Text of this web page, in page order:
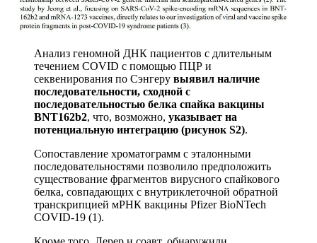
Анализ геномной ДНК пациентов с длительным
течением COVID с помощью ПЦР и
секвенирования по Сэнгеру выявил наличие
последовательности, сходной с
последовательностью белка спайка вакцины
BNT162b2, что, возможно, указывает на
потенциальную интеграцию (рисунок S2).
Сопоставление хроматограмм с эталонными
последовательностями позволило предположить
существование фрагментов вирусного спайкового
белка, совпадающих с внутриклеточной обратной
транскрипцией мРНК вакцины Pfizer BioNTech
COVID-19 (1).